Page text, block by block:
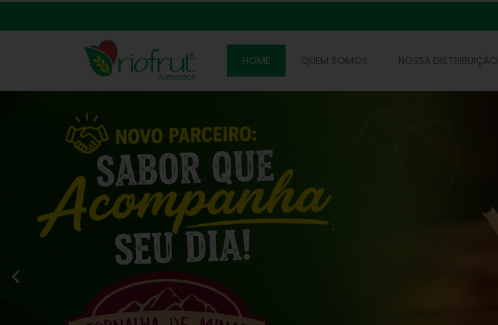
HOME QUEM SOMOS NOSSA DISTRIBUIÇÃO